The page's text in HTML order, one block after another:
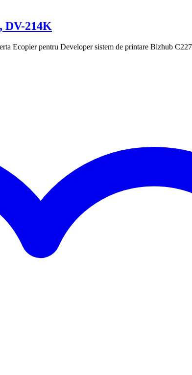
DV-214K
Ecopier pentru Developer sistem de printare Bizhub